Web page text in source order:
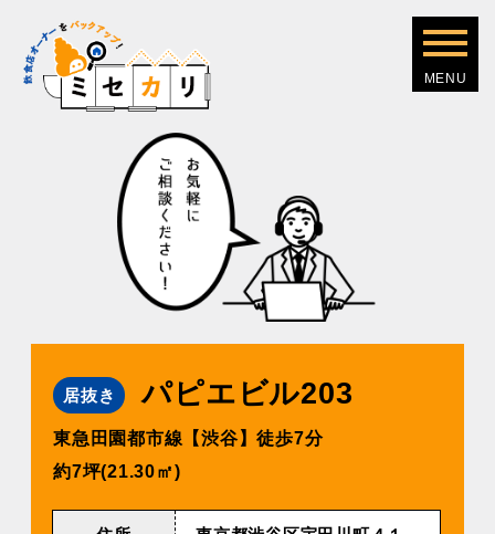
居抜き パピエビル203
東急⽥園都市線【渋⾕】徒歩7分
約7坪(21.30㎡)